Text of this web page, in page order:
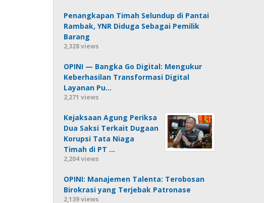
Penangkapan Timah Selundup di Pantai
Rambak, YNR Diduga Sebagai Pemilik
Barang
2,328 views
OPINI — Bangka Go Digital: Mengukur
Keberhasilan Transformasi Digital
Layanan Pu…
2,271 views
Kejaksaan Agung Periksa
Dua Saksi Terkait Dugaan
Korupsi Tata Niaga
Timah di PT …
2,204 views
OPINI: Manajemen Talenta: Terobosan
Birokrasi yang Terjebak Patronase
2,139 views